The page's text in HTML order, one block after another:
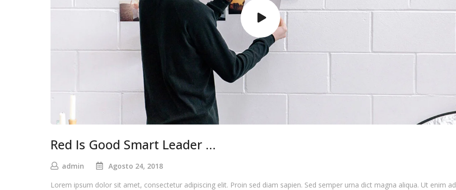
Red Is Good Smart Leader …
admin
Agosto 24, 2018
Lorem ipsum dolor sit amet, consectetur adipiscing elit. Proin sed diam sapien. Sed semper urna dict magna aliqua. Ut enim ad